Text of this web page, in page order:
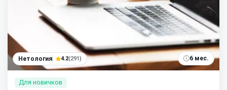
Нетология 4.2(291) 6 мес.
Для новичков